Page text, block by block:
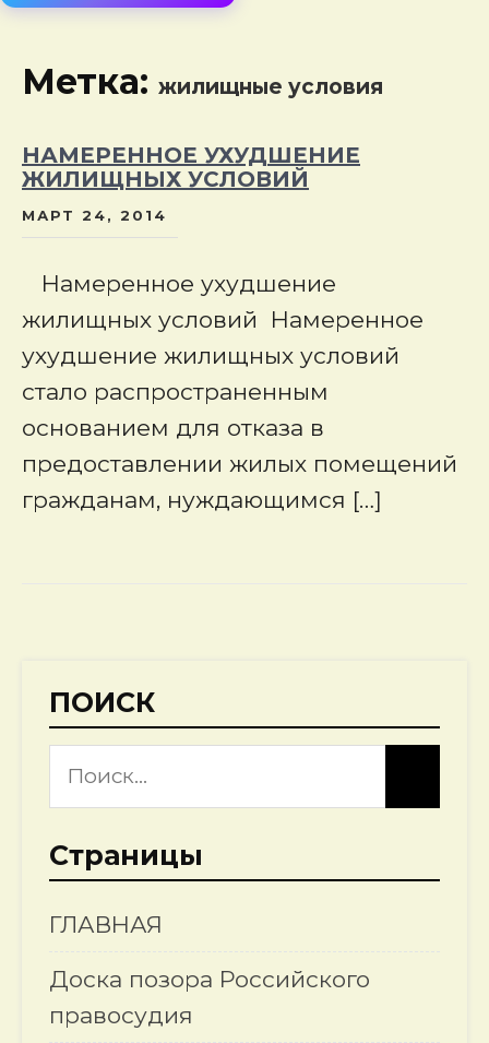
Метка: жилищные условия
НАМЕРЕННОЕ УХУДШЕНИЕ
ЖИЛИЩНЫХ УСЛОВИЙ
МАРТ 24, 2014
Намеренное ухудшение
жилищных условий Намеренное
ухудшение жилищных условий
стало распространенным
основанием для отказа в
предоставлении жилых помещений
гражданам, нуждающимся […]
ПОИСК
Страницы
ГЛАВНАЯ
Доска позора Российского
правосудия